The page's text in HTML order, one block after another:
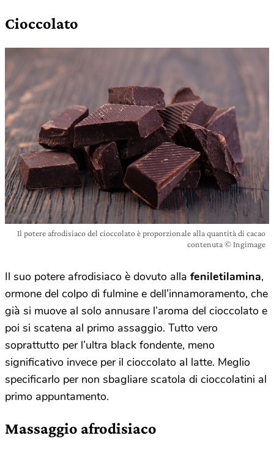
Cioccolato
Il potere afrodisiaco del cioccolato è proporzionale alla quantità di cacao
contenuta © Ingimage
Il suo potere afrodisiaco è dovuto alla feniletilamina,
ormone del colpo di fulmine e dell’innamoramento, che
già si muove al solo annusare l’aroma del cioccolato e
poi si scatena al primo assaggio. Tutto vero
soprattutto per l’ultra black fondente, meno
significativo invece per il cioccolato al latte. Meglio
specificarlo per non sbagliare scatola di cioccolatini al
primo appuntamento.
Massaggio afrodisiaco